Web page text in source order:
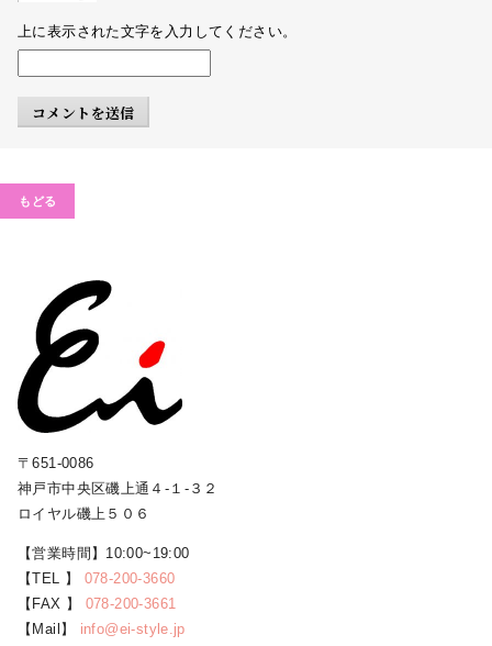
上に表示された文字を入力してください。
もどる
〒651-0086
神戸市中央区磯上通４-１-３２
ロイヤル磯上５０６
【営業時間】10:00~19:00
【TEL 】 078-200-3660
【FAX 】 078-200-3661
【Mail】 info@ei-style.jp